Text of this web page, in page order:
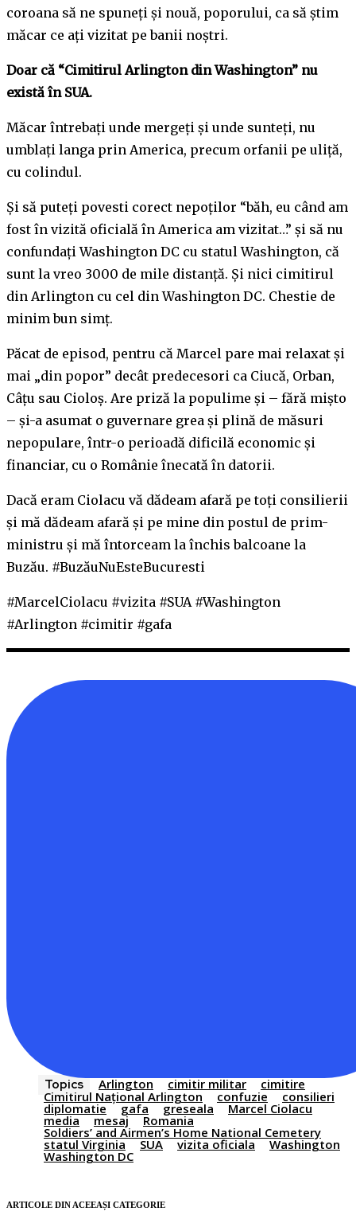
coroana să ne spuneți și nouă, poporului, ca să știm
măcar ce ați vizitat pe banii noștri.
Doar că “Cimitirul Arlington din Washington” nu
există în SUA.
Măcar întrebați unde mergeți și unde sunteți, nu
umblați langa prin America, precum orfanii pe uliță,
cu colindul.
Și să puteți povesti corect nepoților “băh, eu când am
fost în vizită oficială în America am vizitat…” și să nu
confundați Washington DC cu statul Washington, că
sunt la vreo 3000 de mile distanță. Și nici cimitirul
din Arlington cu cel din Washington DC. Chestie de
minim bun simț.
Păcat de episod, pentru că Marcel pare mai relaxat și
mai „din popor” decât predecesori ca Ciucă, Orban,
Câțu sau Cioloș. Are priză la populime și – fără mișto
– și-a asumat o guvernare grea și plină de măsuri
nepopulare, într-o perioadă dificilă economic și
financiar, cu o Românie înecată în datorii.
Dacă eram Ciolacu vă dădeam afară pe toți consilierii
și mă dădeam afară și pe mine din postul de prim-
ministru și mă întorceam la închis balcoane la
Buzău. #BuzăuNuEsteBucuresti
#MarcelCiolacu #vizita #SUA #Washington
#Arlington #cimitir #gafa
Topics Arlington cimitir militar
cimitire
Cimitirul Național Arlington
confuzie consilieri
diplomatie gafa greseala Marcel Ciolacu
media mesaj Romania
Soldiers’ and Airmen’s Home National Cemetery
statul Virginia SUA vizita oficiala Washington
Washington DC
ARTICOLE DIN ACEEAȘI CATEGORIE